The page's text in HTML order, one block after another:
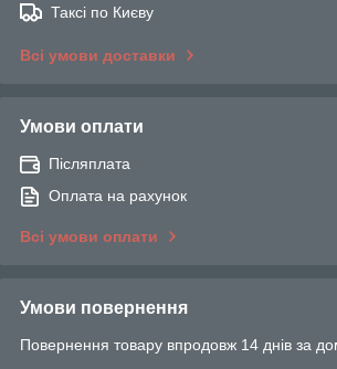
Таксі по Києву
Всі умови доставки
Умови оплати
Післяплата
Оплата на рахунок
Всі умови оплати
Умови повернення
Повернення товару впродовж 14 днів за